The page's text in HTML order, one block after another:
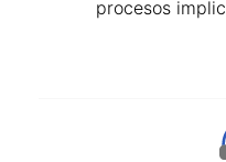
procesos